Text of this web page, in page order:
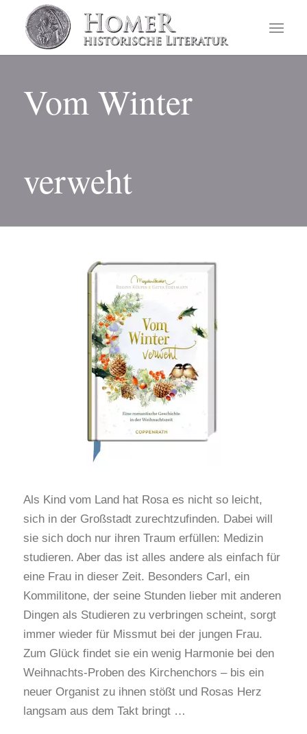
Vom Winter
verweht
Als Kind vom Land hat Rosa es nicht so leicht,
sich in der Großstadt zurechtzufinden. Dabei will
sie sich doch nur ihren Traum erfüllen: Medizin
studieren. Aber das ist alles andere als einfach für
eine Frau in dieser Zeit. Besonders Carl, ein
Kommilitone, der seine Stunden lieber mit anderen
Dingen als Studieren zu verbringen scheint, sorgt
immer wieder für Missmut bei der jungen Frau.
Zum Glück findet sie ein wenig Harmonie bei den
Weihnachts-Proben des Kirchenchors – bis ein
neuer Organist zu ihnen stößt und Rosas Herz
langsam aus dem Takt bringt …